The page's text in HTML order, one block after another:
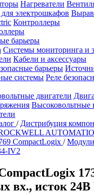
Нагреватели
электрошкафов
Контроллеры
барьеры
Системы мониторинга и
Кабели и аксессуары
барьеры
системы Реле
двигатели
/ Дистрибуция
CompactLogix /
IV2
вх., исток 24В